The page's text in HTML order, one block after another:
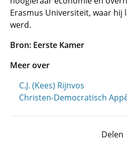
Erasmus Universiteit, waar
werd.
Bron: Eerste Kamer
Meer over
C.J. (Kees) Rijnvos
Christen-Democratisch
Delen